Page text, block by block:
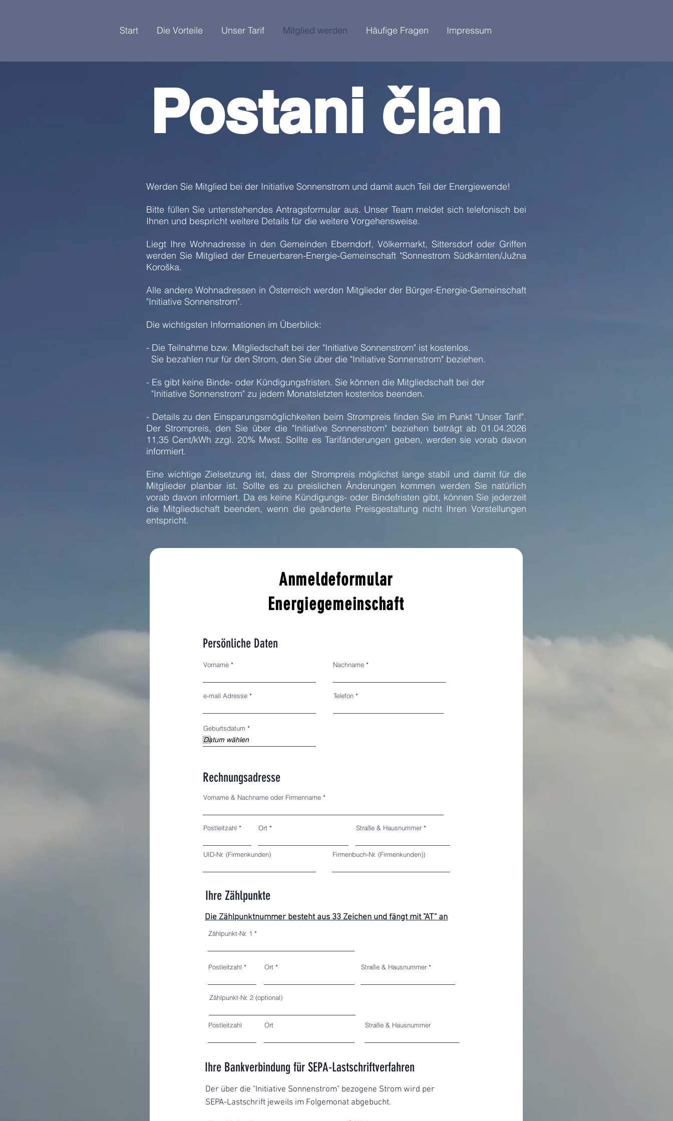
Start Die Vorteile Unser Tarif Mitglied werden Häufige Fragen Impressum
Postani član
Werden Sie Mitglied bei der Initiative Sonnenstrom und damit auch Teil der Energiewende!
Bitte füllen Sie untenstehendes Antragsformular aus. Unser Team meldet sich telefonisch bei
Ihnen und bespricht weitere Details für die weitere Vorgehensweise.
Liegt Ihre Wohnadresse in den Gemeinden Eberndorf, Völkermarkt, Sittersdorf oder Griffen
werden Sie Mitglied der Erneuerbaren-Energie-Gemeinschaft "Sonnestrom Südkärnten/Južna
Koroška.
Alle andere Wohnadressen in Österreich werden Mitglieder der Bürger-Energie-Gemeinschaft
"Initiative Sonnenstrom".
Die wichtigsten Informationen im Überblick:
- Die Teilnahme bzw. Mitgliedschaft bei der "Initiative Sonnenstrom" ist kostenlos.
Sie bezahlen nur für den Strom, den Sie über die "Initiative Sonnenstrom" beziehen.
- Es gibt keine Binde- oder Kündigungsfristen. Sie können die Mitgliedschaft bei der
"Initiative Sonnenstrom" zu jedem Monatsletzten kostenlos beenden.
- Details zu den Einsparungsmöglichkeiten beim Strompreis finden Sie im Punkt "Unser Tarif".
Der Strompreis, den Sie über die "Initiative Sonnenstrom" beziehen beträgt ab 01.04.2026
11,35 Cent/kWh zzgl. 20% Mwst. Sollte es Tarifänderungen geben, werden sie vorab davon
informiert.
Eine wichtige Zielsetzung ist, dass der Strompreis möglichst lange stabil und damit für die
Mitglieder planbar ist. Sollte es zu preislichen Änderungen kommen werden Sie natürlich
vorab davon informiert. Da es keine Kündigungs- oder Bindefristen gibt, können Sie jederzeit
die Mitgliedschaft beenden, wenn die geänderte Preisgestaltung nicht Ihren Vorstellungen
entspricht.
Anmeldeformular
Energiegemeinschaft
Persönliche Daten
Vorname
e-mail Adresse
Nachname
Telefon
Geburtsdatum *r
u
d
Rechnungsadresse
Vorname & Nachname oder Firmenname
Postleitzahl Ort Straße & Hausnummer
UID-Nr. (Firmenkunden) Firmenbuch-Nr. (Firmenkunden))
Ihre Zählpunkte
Die Zählpunktnummer besteht aus 33 Zeichen und fängt mit "AT" an
Zählpunkt-Nr. 1
Postleitzahl Ort Straße & Hausnummer
Zählpunkt-Nr. 2 (optional)
Postleitzahl Ort Straße & Hausnummer
Ihre Bankverbindung für SEPA-Lastschriftverfahren
Der über die "Initiative Sonnenstrom" bezogene Strom wird per
SEPA-Lastschrift jeweils im Folgemonat abgebucht.